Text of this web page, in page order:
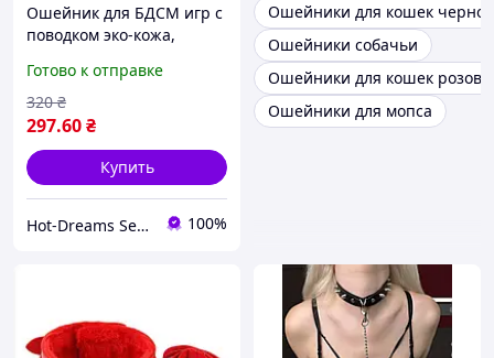
Ошейник для БДСМ игр с
поводком эко-кожа,
мягкая внутренняя ткань
Готово к отправке
297.60₴
320 ₴
Купить
Hot-Dreams Sex-shop 100%
Ошейники для кошек
Ошейники собачьи
Ошейники для кошек
Ошейники для мопса